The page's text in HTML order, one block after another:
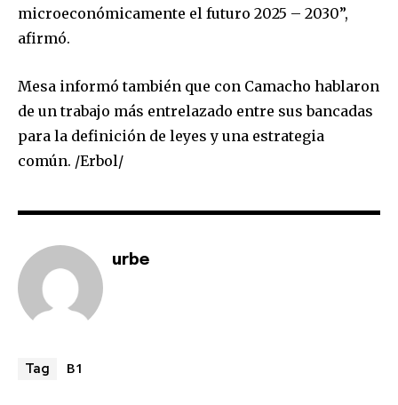
Join our community of
SUBSCRIBERS and be part of the
conversation.
To subscribe, simply enter your email address on our website
safe with us.
I've read and accept the
microeconómicamente el futuro 2025 – 2030”,
afirmó.
Mesa informó también que con Camacho hablaron
de un trabajo más entrelazado entre sus bancadas
para la definición de leyes y una estrategia
común. /Erbol/
urbe
Tag B1